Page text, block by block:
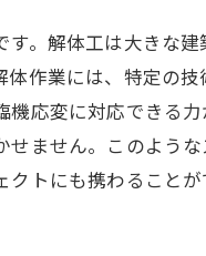
。解体工は大きな建
作業には、特定の
応変に対応できる
ません。このよう
トにも携わること